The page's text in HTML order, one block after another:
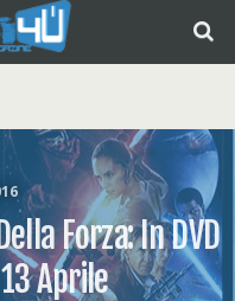
Forza: In DVD
Aprile